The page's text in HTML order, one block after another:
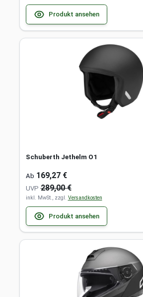
Produkt ansehen
Schuberth Jethelm O1
Ab 169,27 €
UVP 289,00 €
inkl. MwSt., zzgl. Versandkosten
Produkt ansehen